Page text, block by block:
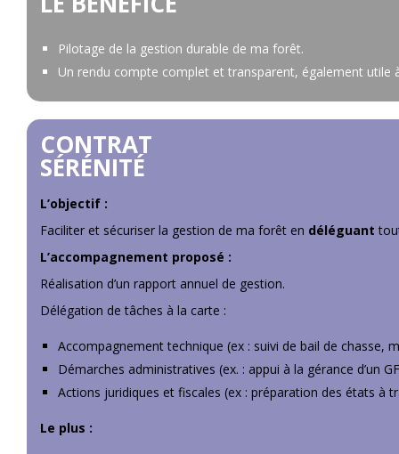
Pilotage de la gestion durable de ma forêt.
Un rendu compte complet et transparent, également utile
CONTRAT
SÉRÉNITÉ
L’objectif :
Faciliter et sécuriser la gestion de ma forêt en déléguant
L’accompagnement proposé :
Réalisation d’un rapport annuel de gestion.
Délégation de tâches à la carte :
Accompagnement technique (ex : suivi de bail de
Démarches administratives (ex. : appui à la gérance d’un
Actions juridiques et fiscales (ex : préparation des états
Le plus :